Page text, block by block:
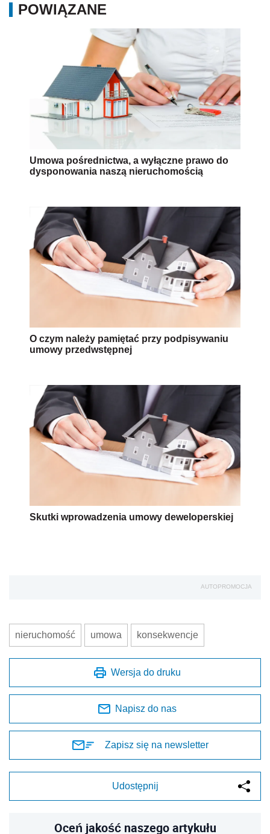
POWIĄZANE
Umowa pośrednictwa, a wyłączne prawo do
dysponowania naszą nieruchomością
O czym należy pamiętać przy podpisywaniu
umowy przedwstępnej
Skutki wprowadzenia umowy deweloperskiej
AUTOPROMOCJA
nieruchomość umowa konsekwencje
Wersja do druku
Napisz do nas
Zapisz się na newsletter
Udostępnij
Oceń jakość naszego artykułu